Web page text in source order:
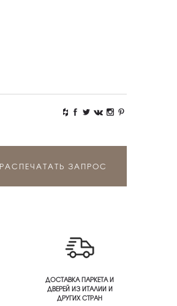
РАСПЕЧАТАТЬ ЗАПРОС
ДОСТАВКА ПАРКЕТА И
ДВЕРЕЙ ИЗ ИТАЛИИ И
ДРУГИХ СТРАН